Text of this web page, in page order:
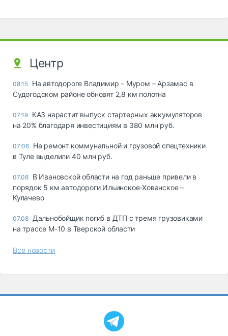
Центр
08:15 На автодороге Владимир – Муром – Арзамас в
Судогодском районе обновят 2,8 км полотна
07:19 КАЗ нарастит выпуск стартерных аккумуляторов
на 20% благодаря инвестициям в 380 млн руб.
07:06 На ремонт коммунальной и грузовой спецтехники
в Туле выделили 40 млн руб.
07.08 В Ивановской области на год раньше привели в
порядок 5 км автодороги Ильинское-Хованское –
Кулачево
07.08 Дальнобойщик погиб в ДТП с тремя грузовиками
на трассе М-10 в Тверской области
Все новости